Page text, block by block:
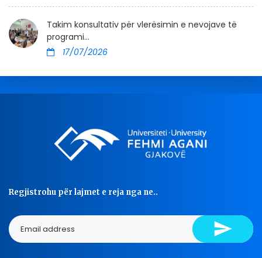
Takim konsultativ për vlerësimin e nevojave të
programi...
17/07/2026
Regjistrohu për lajmet e reja nga ne..